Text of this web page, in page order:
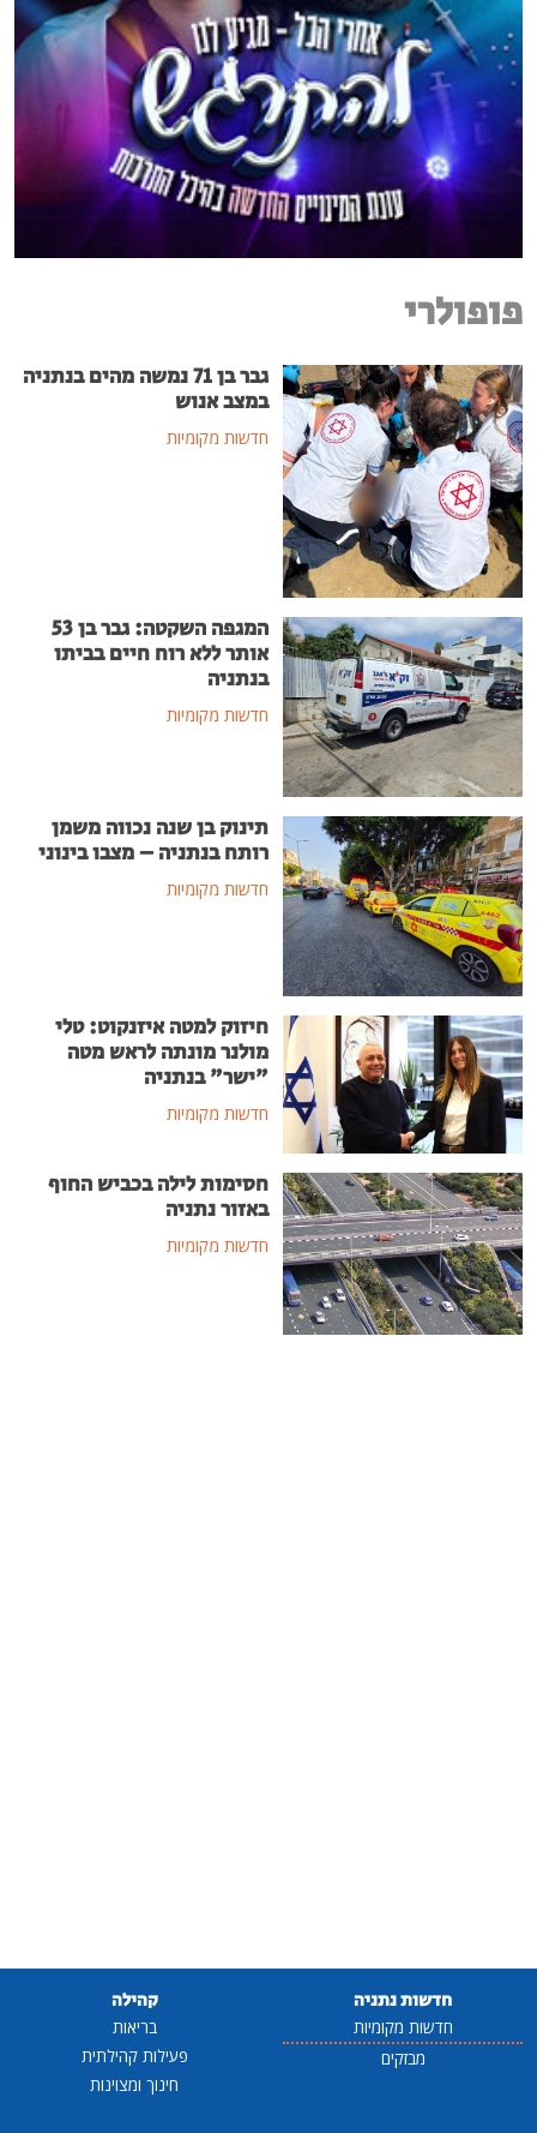
פופולרי
גבר בן 71 נמשה מהים בנתניה
במצב אנוש
חדשות מקומיות
המגפה השקטה: גבר בן 53
אותר ללא רוח חיים בביתו
בנתניה
חדשות מקומיות
תינוק בן שנה נכווה משמן
רותח בנתניה – מצבו בינוני
חדשות מקומיות
חיזוק למטה איזנקוט: טלי
מולנר מונתה לראש מטה
"ישר" בנתניה
חדשות מקומיות
חסימות לילה בכביש החוף
באזור נתניה
חדשות מקומיות
חדשות נתניה
חדשות מקומיות
מבזקים
קהילה
בריאות
פעילות קהילתית
חינוך ומצוינות